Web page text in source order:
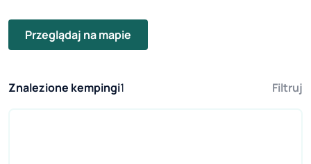
Przeglądaj na mapie
Znalezione kempingi1 Filtruj